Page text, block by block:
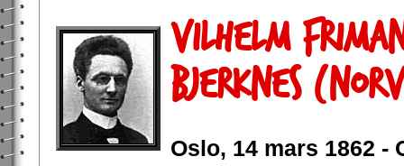
Vilhelm
Bjerknes
Oslo, 14 mars 1862 -